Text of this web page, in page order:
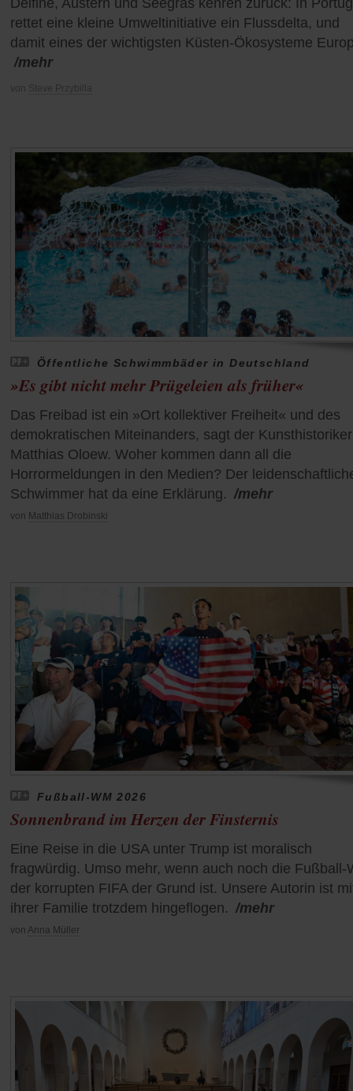
Delfine, Austern und Seegras kehren zurück: In
rettet eine kleine Umweltinitiative ein Flussdelta, und
damit eines der wichtigsten Küsten-Ökosysteme
/mehr
von Steve Przybilla
Öffentliche Schwimmbäder in Deutschland
»Es gibt nicht mehr Prügeleien als früher«
Das Freibad ist ein »Ort kollektiver Freiheit« und des
demokratischen Miteinanders, sagt der Kunsthistoriker
Matthias Oloew. Woher kommen dann all die
Horrormeldungen in den Medien? Der
Schwimmer hat da eine Erklärung. /mehr
von Matthias Drobinski
Fußball-WM 2026
Sonnenbrand im Herzen der Finsternis
Eine Reise in die USA unter Trump ist moralisch
fragwürdig. Umso mehr, wenn auch noch die Fußball-
der korrupten FIFA der Grund ist. Unsere Autorin ist
ihrer Familie trotzdem hingeflogen. /mehr
von Anna Müller